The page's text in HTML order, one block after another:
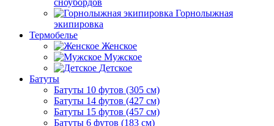
сноубордов
Горнолыжная
экипировка
Термобелье
Женское
Мужское
Детское
Батуты
Батуты 10 футов (305 см)
Батуты 14 футов (427 см)
Батуты 15 футов (457 см)
Батуты 6 футов (183 см)